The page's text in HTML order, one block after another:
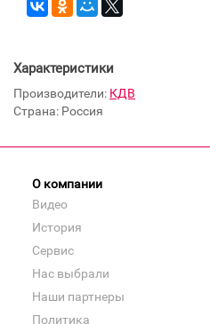
Характеристики
Производители: КДВ
Страна: Россия
О компании
Видео
История
Сервис
Нас выбрали
Наши партнеры
Политика